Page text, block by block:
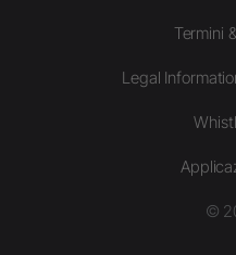
Termini
Legal
©